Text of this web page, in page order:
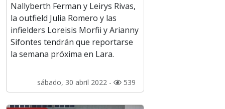
Nallyberth Ferman y Leirys Rivas,
la outfield Julia Romero y las
infielders Loreisis Morfii y Arianny
Sifontes tendrán que reportarse
la semana próxima en Lara.
sábado, 30 abril 2022 - 539